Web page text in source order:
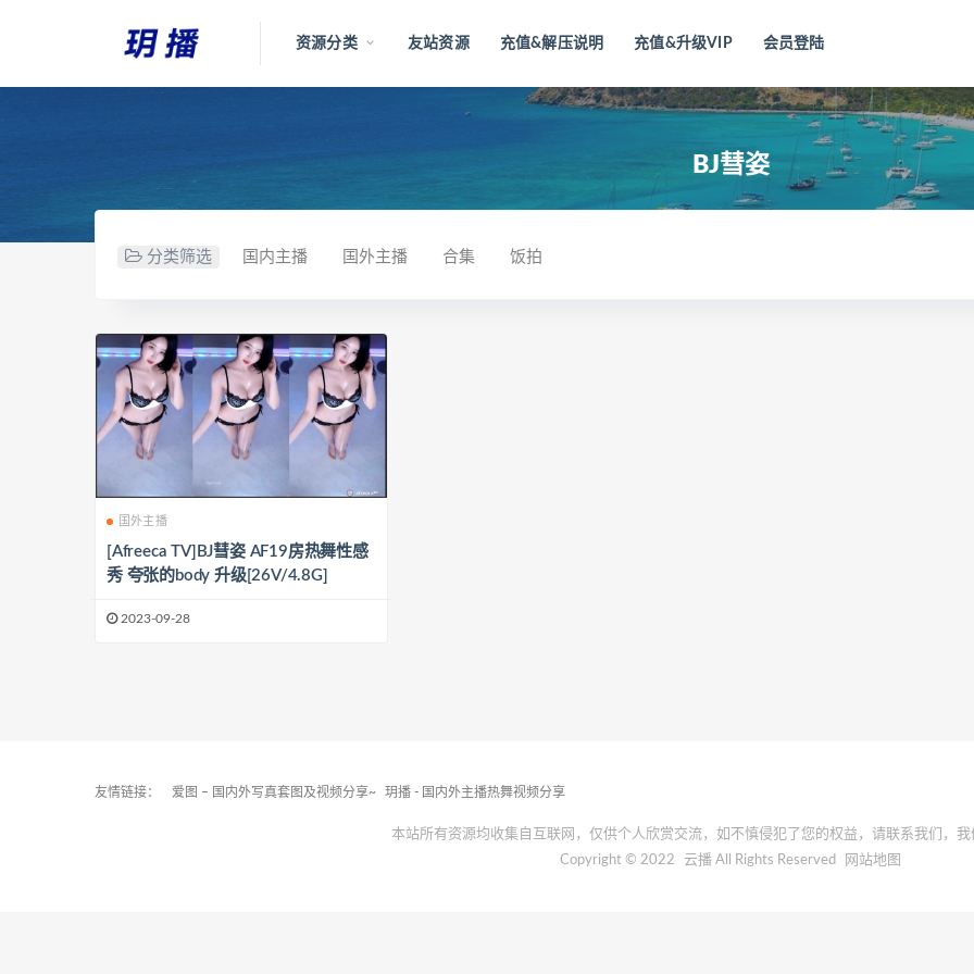
资源分类 友站资源 充值&解压说明 充值&升级VIP 会员登陆
BJ彗姿
分类筛选 国内主播 国外主播 合集 饭拍
国外主播
[Afreeca TV]BJ彗姿 AF19房热舞性感
秀 夸张的body 升级[26V/4.8G]
2023-09-28
友情链接： 爱图 – 国内外写真套图及视频分享~ 玥播 - 国内外主播热舞视频分享
本站所有资源均收集自互联网，仅供个人欣赏交流，如不慎侵犯了您的权益，请联系我们，我
Copyright © 2022
云播 All Rights Reserved 网站地图